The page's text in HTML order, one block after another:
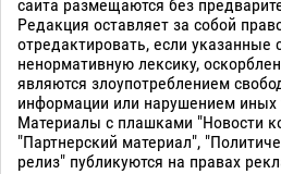
сайта размещаются без
Редакция оставляет за собой
отредактировать, если
ненормативную лексику,
являются злоупотреблением
информации или нарушением иных
Материалы с плашками "Новости
"Партнерский материал",
релиз" публикуются на правах